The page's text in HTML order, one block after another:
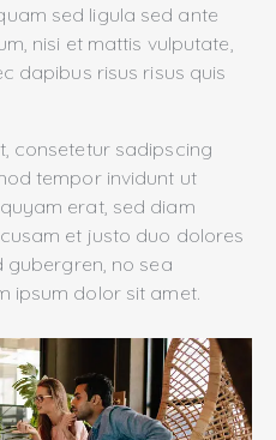
sed ligula sed ante
nisi et mattis vulputate,
dapibus risus risus quis
consetetur sadipscing
tempor invidunt ut
erat, sed diam
et justo duo dolores
gubergren, no sea
ipsum dolor sit amet.